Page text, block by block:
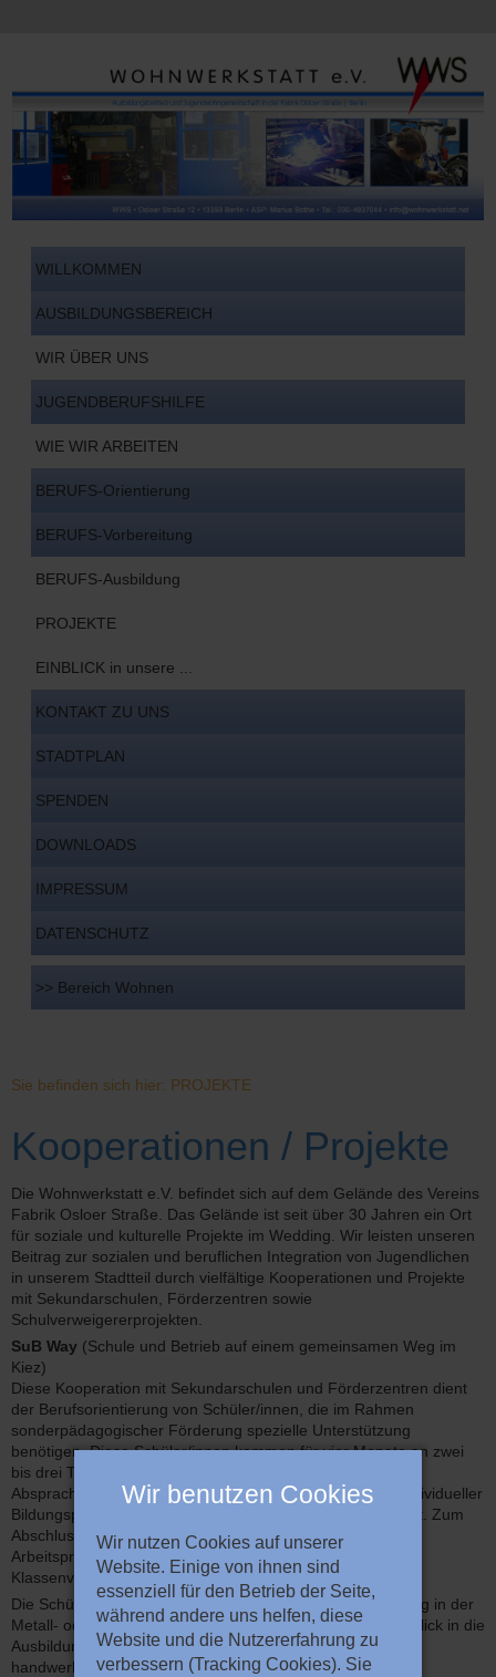
WILLKOMMEN
AUSBILDUNGSBEREICH
WIR ÜBER UNS
JUGENDBERUFSHILFE
WIE WIR ARBEITEN
BERUFS-Orientierung
BERUFS-Vorbereitung
BERUFS-Ausbildung
PROJEKTE
EINBLICK in unsere ...
KONTAKT ZU UNS
STADTPLAN
SPENDEN
DOWNLOADS
IMPRESSUM
DATENSCHUTZ
>> Bereich Wohnen
Sie befinden sich hier: PROJEKTE
Kooperationen / Projekte
Die Wohnwerkstatt e.V. befindet sich auf dem Gelände des Vereins
Fabrik Osloer Straße. Das Gelände ist seit über 30 Jahren ein Ort
für soziale und kulturelle Projekte im Wedding. Wir leisten unseren
Beitrag zur sozialen und beruflichen Integration von Jugendlichen
in unserem Stadtteil durch vielfältige Kooperationen und Projekte
mit Sekundarschulen, Förderzentren sowie
Schulverweigererprojekten.
SuB Way (Schule und Betrieb auf einem gemeinsamen Weg im
Kiez)
Diese Kooperation mit Sekundarschulen und Förderzentren dient
der Berufsorientierung von Schüler/innen, die im Rahmen
sonderpädagogischer Förderung spezielle Unterstützung
benötigen. Diese Schüler/innen kommen für vier Monate an zwei
bis drei Tagen die Woche zu uns in die Werkstatt. In enger
Absprache mit der Schule wird für jede/n Schüler/in ein individueller
Bildungsplan, der eine Praxisaufgabe beinhaltet, entwickelt. Zum
Abschluss des Trimesters findet eine Präsentation des
Arbeitsprodukts und der erlernten Arbeitsschritte im
Klassenverband statt.
Die Schüler/innen lernen in diesem Projekt den Arbeitsalltag in der
Metall- oder Fahrradwerkstatt kennen, erhalten einen Einblick in die
Ausbildungsinhalte und haben die Möglichkeit, eigene
handwerkliche Fähigkeiten zu entdecken und auszubauen.
Wir benutzen Cookies
Wir nutzen Cookies auf unserer
Website. Einige von ihnen sind
essenziell für den Betrieb der Seite,
während andere uns helfen, diese
Website und die Nutzererfahrung zu
verbessern (Tracking Cookies). Sie